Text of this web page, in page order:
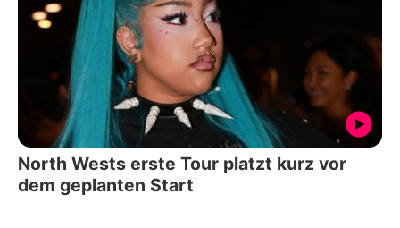
North Wests erste Tour platzt kurz vor
dem geplanten Start